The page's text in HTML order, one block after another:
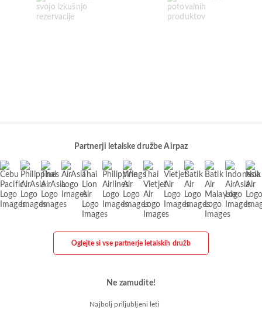
Partnerji letalske družbe Airpaz
Oglejte si vse partnerje letalskih družb
Ne zamudite!
Najbolj priljubljeni leti